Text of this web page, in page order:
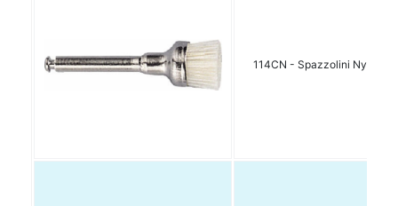
114CN - Spazzolini Nylon